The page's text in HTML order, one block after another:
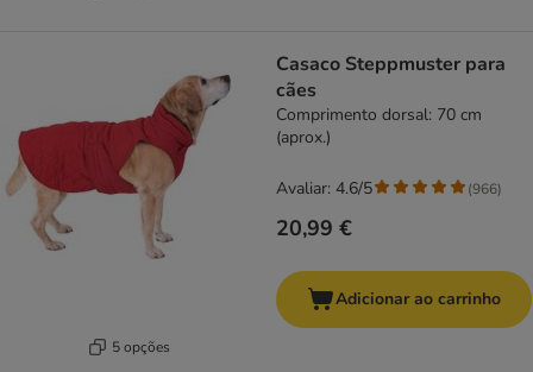
5 opções
Casaco Steppmuster para
cães
Comprimento dorsal: 70 cm
(aprox.)
20,99 €
Avaliar: 4.6/5 (966)
Adicionar ao carrinho